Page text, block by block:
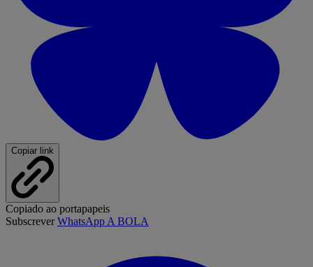
Copiar link
Copiado ao portapapeis
SubscreverWhatsApp A BOLA